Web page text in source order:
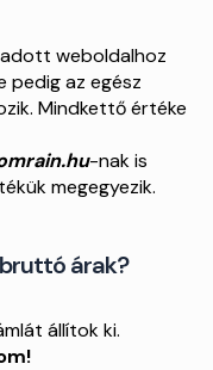
weboldalhoz
pedig az egész
Mindkettő értéke
-nak is
megegyezik.
árak?
állítok ki.